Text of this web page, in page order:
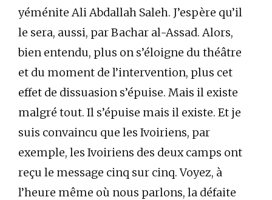
yéménite Ali Abdallah Saleh. J’espère qu’il
le sera, aussi, par Bachar al-Assad. Alors,
bien entendu, plus on s’éloigne du théâtre
et du moment de l’intervention, plus cet
effet de dissuasion s’épuise. Mais il existe
malgré tout. Il s’épuise mais il existe. Et je
suis convaincu que les Ivoiriens, par
exemple, les Ivoiriens des deux camps ont
reçu le message cinq sur cinq. Voyez, à
l’heure même où nous parlons, la défaite